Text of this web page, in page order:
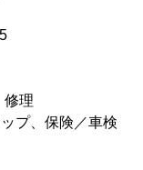
理
保険／車検